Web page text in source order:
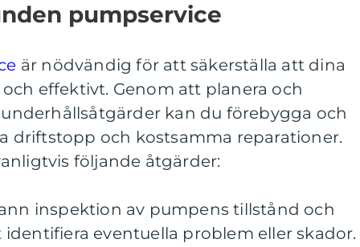
pumpservice
är nödvändig för att säkerställa att dina
effektivt. Genom att planera och
kan du förebygga och
driftstopp och kostsamma reparationer.
följande åtgärder:
inspektion av pumpens tillstånd och
eventuella problem eller skador.